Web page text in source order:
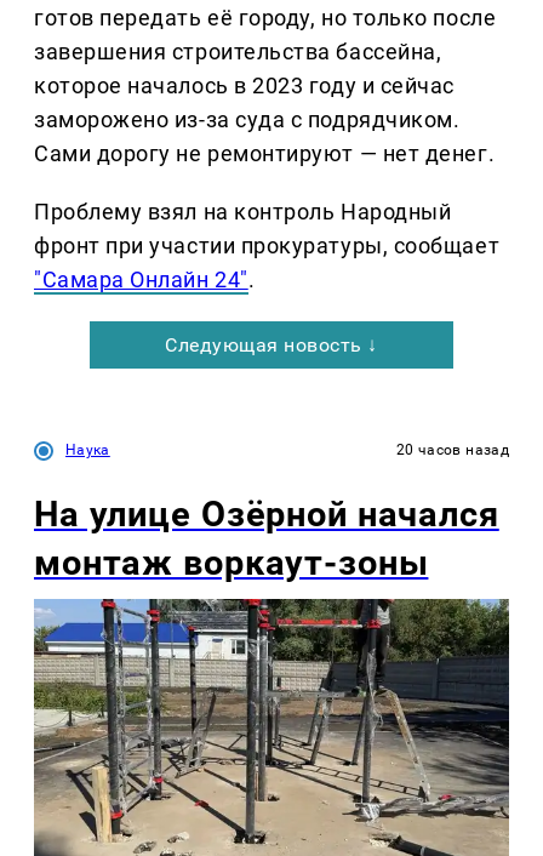
готов передать её городу, но только после
завершения строительства бассейна,
которое началось в 2023 году и сейчас
заморожено из-за суда с подрядчиком.
Сами дорогу не ремонтируют — нет денег.
Проблему взял на контроль Народный
фронт при участии прокуратуры, сообщает
"Самара Онлайн 24".
Следующая новость ↓
Наука 20 часов назад
На улице Озëрной начался
монтаж воркаут-зоны